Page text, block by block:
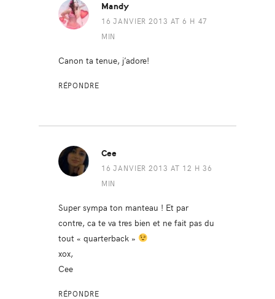
Mandy
16 JANVIER 2013 AT 6 H 47
MIN
Canon ta tenue, j’adore!
RÉPONDRE
Cee
16 JANVIER 2013 AT 12 H 36
MIN
Super sympa ton manteau ! Et par
contre, ca te va tres bien et ne fait pas du
tout « quarterback »
xox,
Cee
RÉPONDRE